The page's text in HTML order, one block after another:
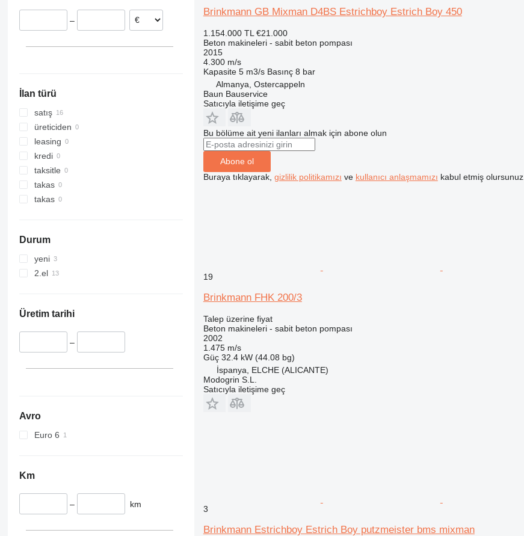
Norveç
İspanya
–
İlan türü
satış
üreticiden
leasing
kredi
taksitle
takas
takas
Durum
yeni
2.el
Üretim tarihi
–
Avro
Euro 6
Km
– km
Brinkmann GB Mixman D4BS Estrichboy Estrich Boy 450
1.154.000 TL €21.000
Beton makineleri - sabit beton pompası
2015
4.300 m/s
Kapasite 5 m3/s Basınç 8 bar
Almanya, Ostercappeln
Baun Bauservice
Satıcıyla iletişime geç
Bu bölüme ait yeni ilanları almak için abone olun
Abone ol
Buraya tıklayarak, gizlilik politikamızı ve kullanıcı anlaşmamızı kabul etmiş olursunuz.
19
Brinkmann FHK 200/3
Talep üzerine fiyat
Beton makineleri - sabit beton pompası
2002
1.475 m/s
Güç 32.4 kW (44.08 bg)
İspanya, ELCHE (ALICANTE)
Modogrin S.L.
Satıcıyla iletişime geç
3
Brinkmann Estrichboy Estrich Boy putzmeister bms mixman